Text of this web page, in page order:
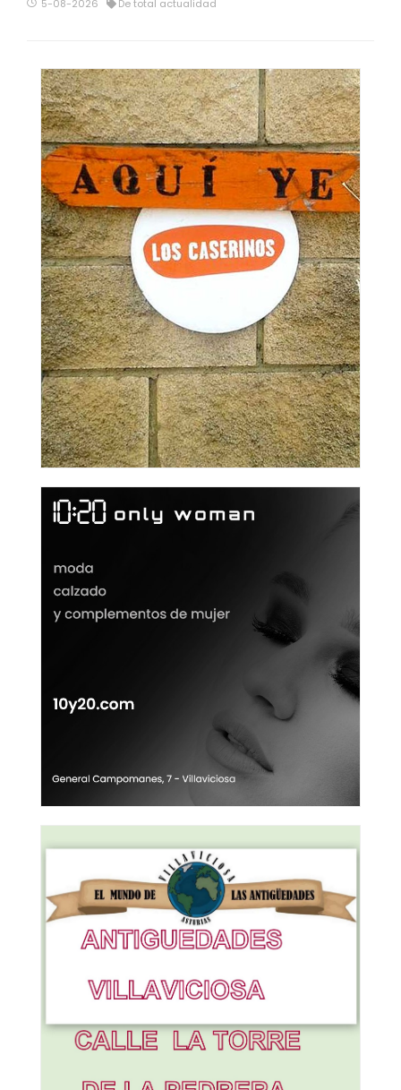
5-08-2026 De total actualidad